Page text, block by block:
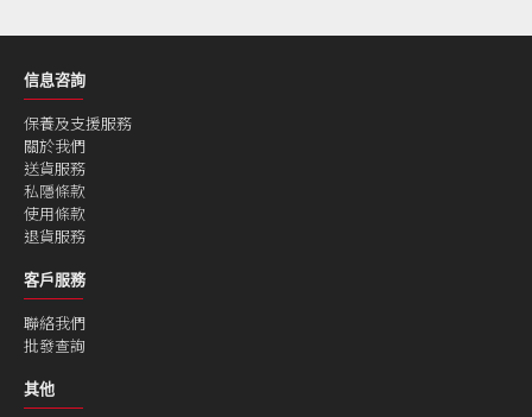
信息咨詢
保養及支援服務
關於我們
送貨服務
私隱條款
使用條款
退貨服務
客戶服務
聯絡我們
批發查詢
其他